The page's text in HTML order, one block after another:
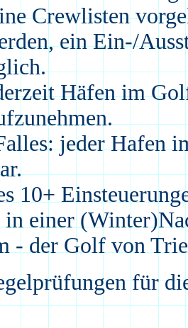
Crewlisten
ein Ein-/
Häfen im
jeder Hafen
10+
in einer
- der Golf von
für